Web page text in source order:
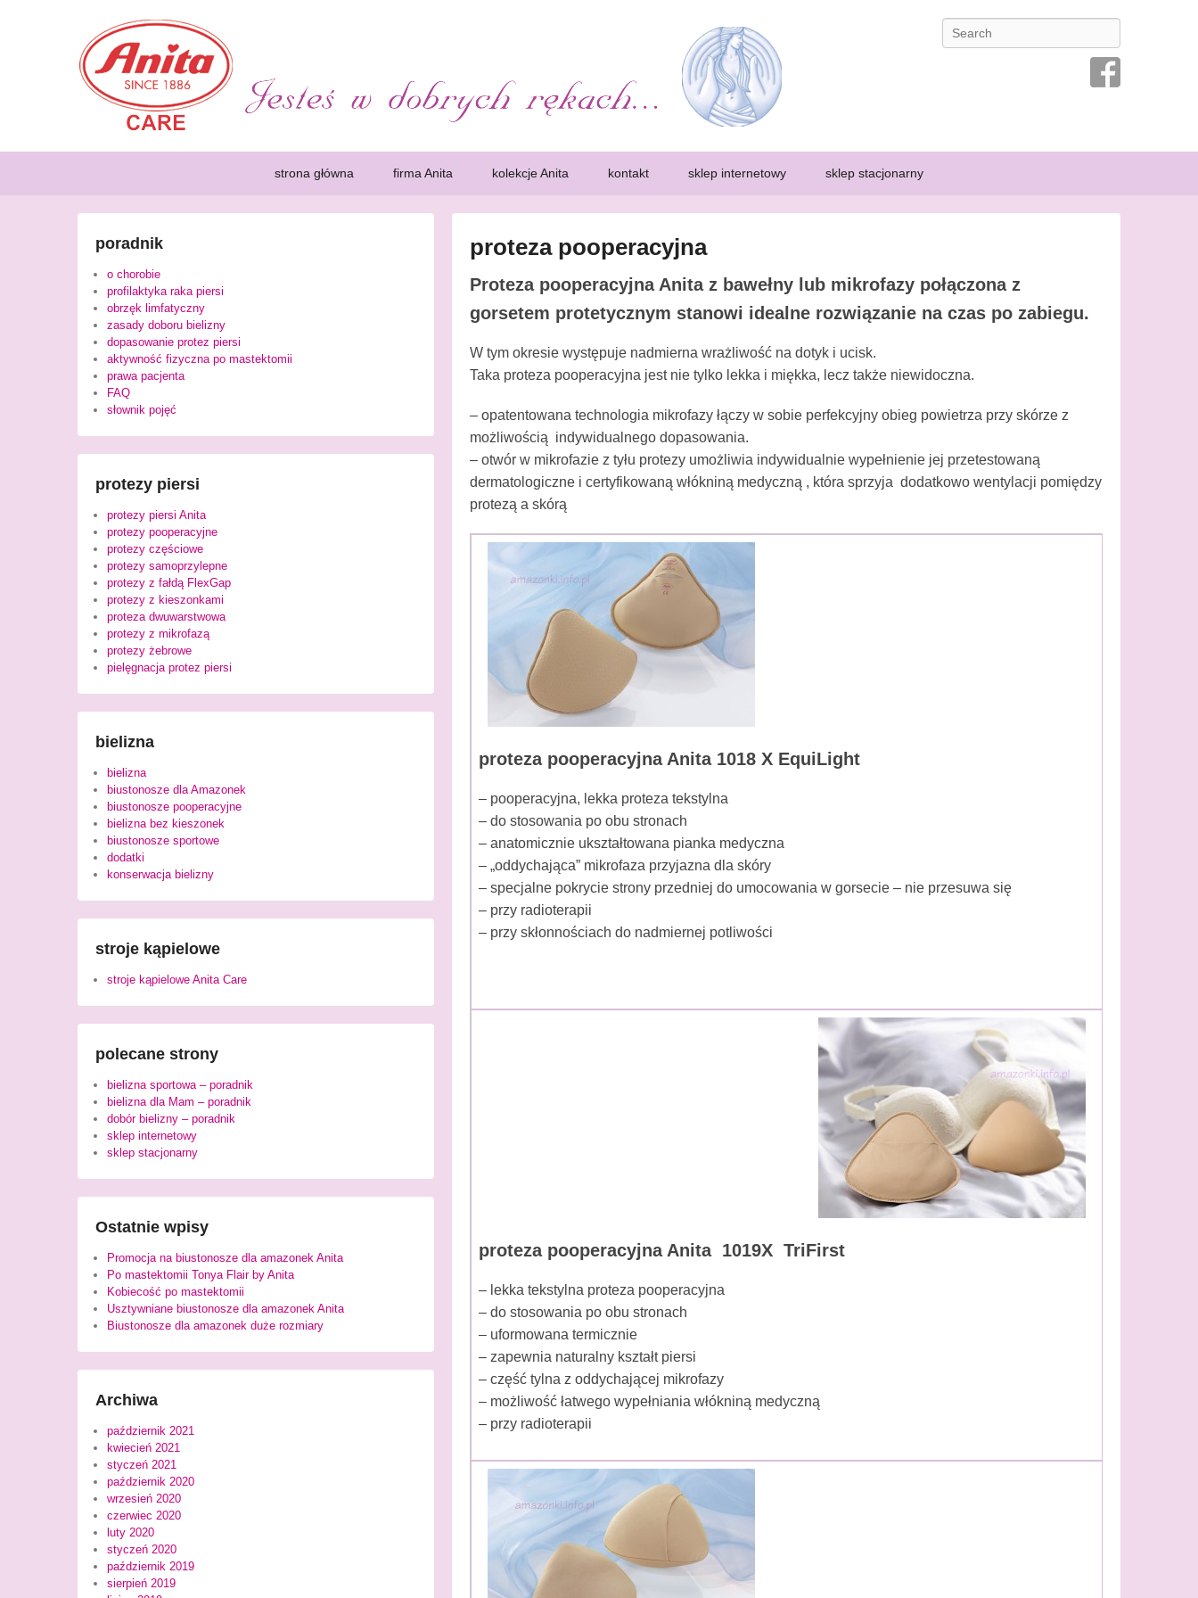
Poradnik dla Amazonek. Bielizna, protezy
Rak piersi jest chorobą, która dotyka coraz większą ilość kobiet. Wczesne wykrycie choroby pozwoli zdecydowanie zwiększa szansę na przeżycie osoby chorej, dlatego prowadzi się kampanie
zachęcające kobiety do przeprowadzenia mammografii. Kobiety, które przeszły mastektomię, zwane często amazonkami, potrzebują specyficznej bielizny, która pozwoli im poczuć się kobieco i
wygodnie.
Search
strona główna firma Anita kolekcje Anita kontakt sklep internetowy sklep stacjonarny
proteza pooperacyjna
P
s
t
e
o
n
3
m
a
R
Proteza pooperacyjna Anita z bawełny lub mikrofazy połączona z
gorsetem protetycznym stanowi idealne rozwiązanie na czas po zabiegu.
W tym okresie występuje nadmierna wrażliwość na dotyk i ucisk.
Taka proteza pooperacyjna jest nie tylko lekka i miękka, lecz także niewidoczna.
– opatentowana technologia mikrofazy łączy w sobie perfekcyjny obieg powietrza przy skórze z
możliwością indywidualnego dopasowania.
– otwór w mikrofazie z tyłu protezy umożliwia indywidualnie wypełnienie jej przetestowaną
dermatologiczne i certyfikowaną włókniną medyczną , która sprzyja dodatkowo wentylacji pomiędzy
protezą a skórą
proteza pooperacyjna Anita 1018 X EquiLight
– pooperacyjna, lekka proteza tekstylna
– do stosowania po obu stronach
– anatomicznie ukształtowana pianka medyczna
– „oddychająca” mikrofaza przyjazna dla skóry
– specjalne pokrycie strony przedniej do umocowania w gorsecie – nie przesuwa się
– przy radioterapii
– przy skłonnościach do nadmiernej potliwości
proteza pooperacyjna Anita 1019X TriFirst
– lekka tekstylna proteza pooperacyjna
– do stosowania po obu stronach
– uformowana termicznie
– zapewnia naturalny kształt piersi
– część tylna z oddychającej mikrofazy
– możliwość łatwego wypełniania włókniną medyczną
– przy radioterapii
poradnik
o chorobie
profilaktyka raka piersi
obrzęk limfatyczny
zasady doboru bielizny
dopasowanie protez piersi
aktywność fizyczna po mastektomii
prawa pacjenta
FAQ
słownik pojęć
protezy piersi
protezy piersi Anita
protezy pooperacyjne
protezy częściowe
protezy samoprzylepne
protezy z fałdą FlexGap
protezy z kieszonkami
proteza dwuwarstwowa
protezy z mikrofazą
protezy żebrowe
pielęgnacja protez piersi
bielizna
bielizna
biustonosze dla Amazonek
biustonosze pooperacyjne
bielizna bez kieszonek
biustonosze sportowe
dodatki
konserwacja bielizny
stroje kąpielowe
stroje kąpielowe Anita Care
polecane strony
bielizna sportowa – poradnik
bielizna dla Mam – poradnik
dobór bielizny – poradnik
sklep internetowy
sklep stacjonarny
Ostatnie wpisy
Promocja na biustonosze dla amazonek Anita
Po mastektomii Tonya Flair by Anita
Kobiecość po mastektomii
Usztywniane biustonosze dla amazonek Anita
Biustonosze dla amazonek duże rozmiary
Archiwa
październik 2021
kwiecień 2021
styczeń 2021
październik 2020
wrzesień 2020
czerwiec 2020
luty 2020
styczeń 2020
październik 2019
sierpień 2019